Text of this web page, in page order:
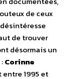
de ceux
de trouver
désormais un
:Corinne
1995 et